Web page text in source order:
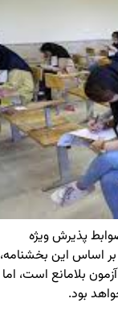
پذیرش ویژه
سال ۱۴۰۵ را اعلام کرد. بر اساس این بخشنامه،
بلامانع است، اما
بود.